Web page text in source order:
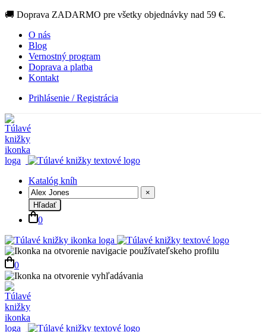
🚚 Doprava ZADARMO pre všetky objednávky nad 59 €.
O nás
Blog
Vernostný program
Doprava a platba
Kontakt
Prihlásenie / Registrácia
Katalóg kníh
×
Hľadať
0
0